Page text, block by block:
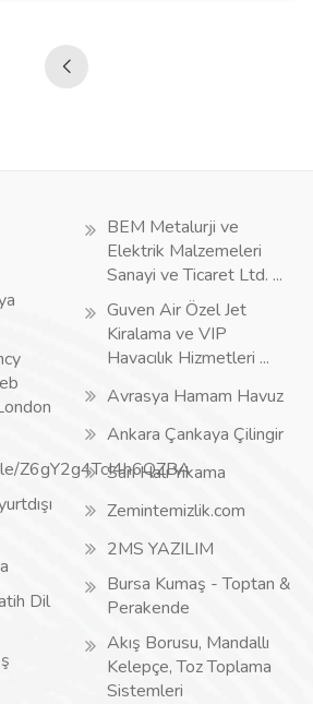
Z6gY2g4TcI4h6QZBA
Dil
BEM Metalurji ve
Elektrik Malzemeleri
Sanayi ve Ticaret Ltd. ...
Guven Air Özel Jet
Kiralama ve VIP
Havacılık Hizmetleri ...
Avrasya Hamam Havuz
Ankara Çankaya Çilingir
Sarı Halı Yıkama
Zemintemizlik.com
2MS YAZILIM
Bursa Kumaş - Toptan &
Perakende
Akış Borusu, Mandallı
Kelepçe, Toz Toplama
Sistemleri